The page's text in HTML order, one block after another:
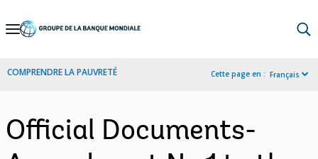
Skip
Navigation
COMPRENDRE LA PAUVRETÉ Cette page en : Français
Official Documents-